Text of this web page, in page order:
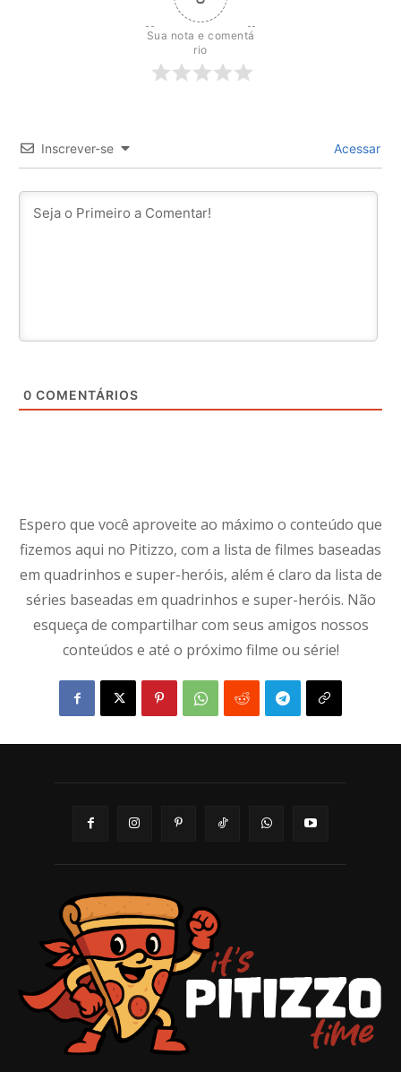
Sua nota e comentá
rio
Inscrever-se Acessar
0 COMENTÁRIOS
Espero que você aproveite ao máximo o conteúdo que
fizemos aqui no Pitizzo, com a lista de filmes baseadas
em quadrinhos e super-heróis, além é claro da lista de
séries baseadas em quadrinhos e super-heróis. Não
esqueça de compartilhar com seus amigos nossos
conteúdos e até o próximo filme ou série!